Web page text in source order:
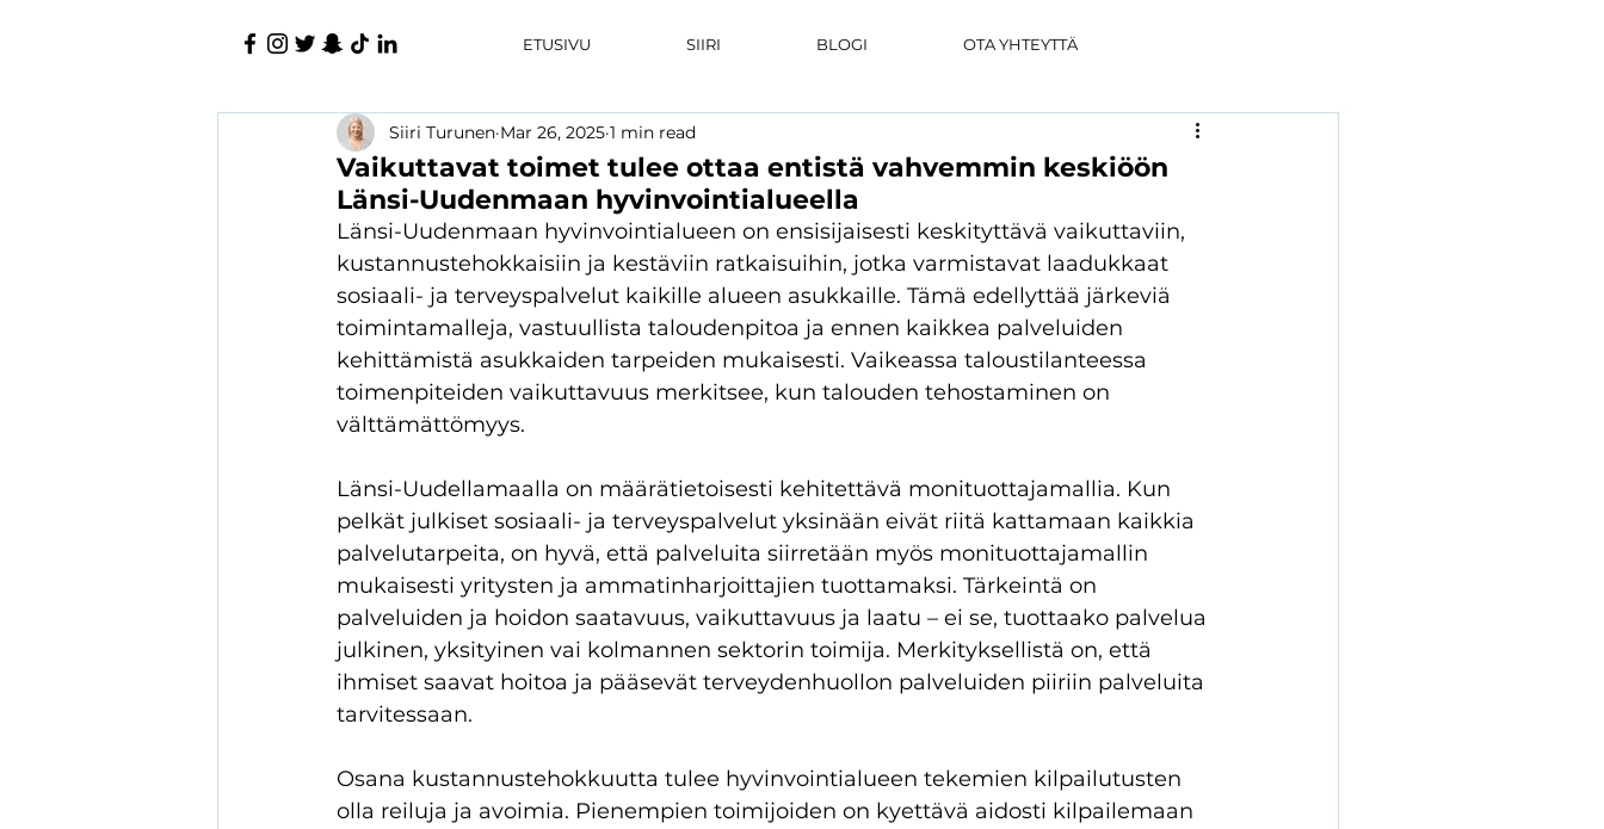
ETUSIVU SIIRI BLOGI OTA YHTEYTTÄ
Vaikuttavat toimet tulee ottaa entistä vahvemmin keskiöön
Länsi-Uudenmaan hyvinvointialueella
Siiri Turunen Mar 26, 2025 1 min read
Länsi-Uudenmaan hyvinvointialueen on ensisijaisesti keskityttävä vaikuttaviin,
kustannustehokkaisiin ja kestäviin ratkaisuihin, jotka varmistavat laadukkaat
sosiaali- ja terveyspalvelut kaikille alueen asukkaille. Tämä edellyttää järkeviä
toimintamalleja, vastuullista taloudenpitoa ja ennen kaikkea palveluiden
kehittämistä asukkaiden tarpeiden mukaisesti. Vaikeassa taloustilanteessa
toimenpiteiden vaikuttavuus merkitsee, kun talouden tehostaminen on
välttämättömyys.
Länsi-Uudellamaalla on määrätietoisesti kehitettävä monituottajamallia. Kun
pelkät julkiset sosiaali- ja terveyspalvelut yksinään eivät riitä kattamaan kaikkia
palvelutarpeita, on hyvä, että palveluita siirretään myös monituottajamallin
mukaisesti yritysten ja ammatinharjoittajien tuottamaksi. Tärkeintä on
palveluiden ja hoidon saatavuus, vaikuttavuus ja laatu – ei se, tuottaako palvelua
julkinen, yksityinen vai kolmannen sektorin toimija. Merkityksellistä on, että
ihmiset saavat hoitoa ja pääsevät terveydenhuollon palveluiden piiriin palveluita
tarvitessaan.
Osana kustannustehokkuutta tulee hyvinvointialueen tekemien kilpailutusten
olla reiluja ja avoimia. Pienempien toimijoiden on kyettävä aidosti kilpailemaan